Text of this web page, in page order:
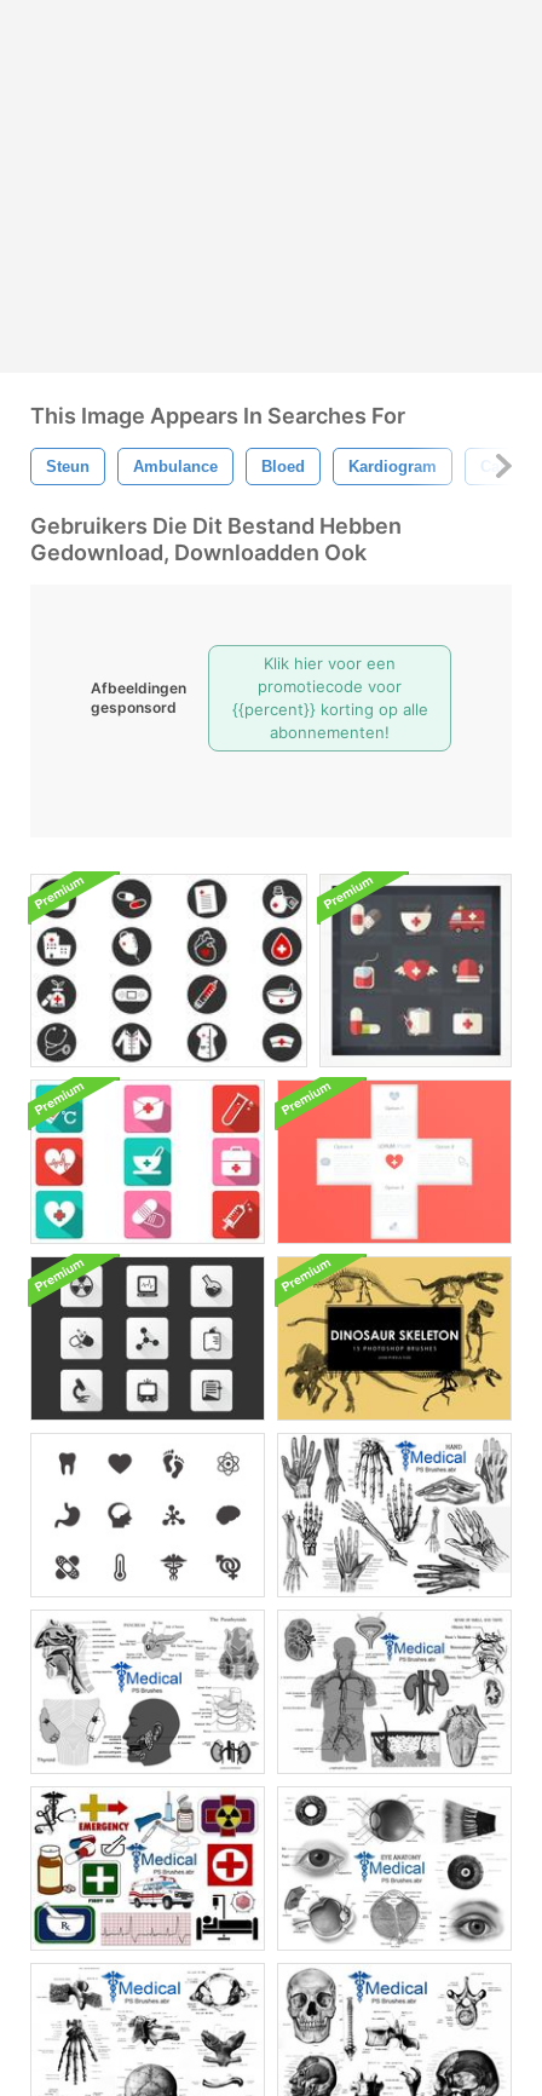
This Image Appears In Searches For
Steun Ambulance Bloed Kardiogram
Gebruikers Die Dit Bestand Hebben
Gedownload, Downloadden Ook
Afbeeldingen
gesponsord
Klik hier voor een
promotiecode voor
{{percent}} korting op alle
abonnementen!